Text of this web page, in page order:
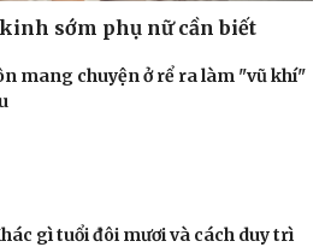
sớm phụ nữ cần biết
mang chuyện ở rể ra làm "vũ khí"
gì tuổi đôi mươi và cách duy trì